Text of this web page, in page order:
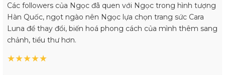
Các followers của Ngọc đã quen với Ngọc trong hình tượng
Hàn Quốc, ngọt ngào nên Ngọc lựa chọn trang sức Cara
Luna để thay đổi, biến hoá phong cách của mình thêm sang
chảnh, tiểu thư hơn.
★★★★★